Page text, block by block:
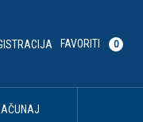
FAVORITI 0